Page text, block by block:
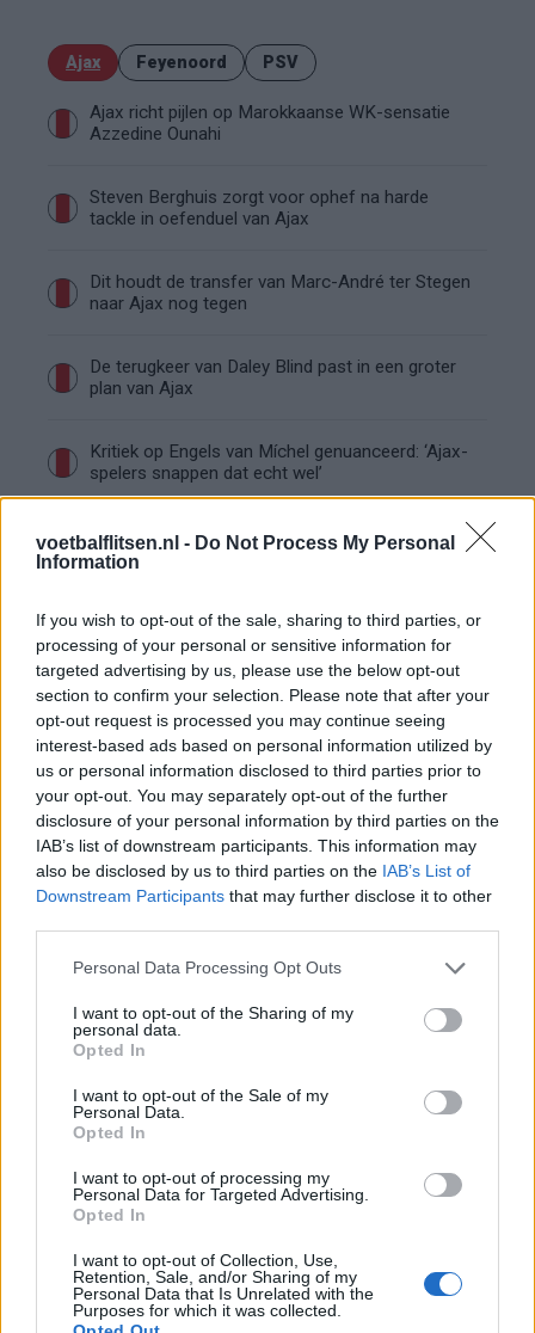
voetbalflitsen.nl - Do Not Process My Personal
Information
If you wish to opt-out of the sale, sharing to third parties, or
processing of your personal or sensitive information for
targeted advertising by us, please use the below opt-out
section to confirm your selection. Please note that after your
opt-out request is processed you may continue seeing
interest-based ads based on personal information utilized by
us or personal information disclosed to third parties prior to
your opt-out. You may separately opt-out of the further
disclosure of your personal information by third parties on the
IAB’s list of downstream participants. This information may
also be disclosed by us to third parties on the IAB’s List of
Downstream Participants that may further disclose it to other
Personal Data Processing Opt Outs
I want to opt-out of the Sharing of my
personal data.
Opted In
I want to opt-out of the Sale of my
Personal Data.
Opted In
I want to opt-out of processing my
Personal Data for Targeted Advertising.
Opted In
I want to opt-out of Collection, Use,
Retention, Sale, and/or Sharing of my
Personal Data that Is Unrelated with the
Purposes for which it was collected.
Ajax Feyenoord PSV
Ajax richt pijlen op Marokkaanse WK-sensatie
Azzedine Ounahi
Steven Berghuis zorgt voor ophef na harde
tackle in oefenduel van Ajax
Dit houdt de transfer van Marc-André ter Stegen
naar Ajax nog tegen
De terugkeer van Daley Blind past in een groter
plan van Ajax
Kritiek op Engels van Míchel genuanceerd: ‘Ajax-
spelers snappen dat echt wel’
De eerste Míchel-dagen bij Ajax: Blind coacht,
Gloukh krijgt standje en Ceballos wordt gebeld
Steur kiest voor Newcastle na gemiste
duidelijkheid bij Ajax
Blind kan bij Ajax de speler naast Míchel worden
“Twente was toen niet haalbaar”: Weghorst blikt
terug op Ajax-keuze
De transferprioriteiten van Ajax worden steeds
duidelijker
Ajax begint voorbereiding met nederlaag: zo ziet
de route naar PEC eruit
Zo overtuigde PSV Sven Mijnans en bleef Ajax
Waarom steeds meer sleutelfiguren Ajax
Steijn: ‘Bergwijn was niet mijn eerste keus als
Van Gaal-vertrek markeert einde van bestuurlijke
Ajax-fase